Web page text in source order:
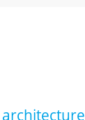
architecture